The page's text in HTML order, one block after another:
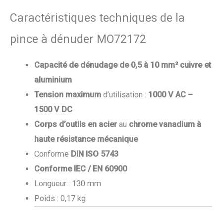
Caractéristiques techniques de la
pince à dénuder MO72172
Capacité de dénudagede 0,5 à 10 mm² cuivre et
aluminium
Tension maximum d’utilisation : 1000 V AC –
1500 V DC
Corps d’outils en acier au chrome vanadium à
haute résistance mécanique
Conforme DIN ISO 5743
Conforme IEC / EN 60900
Longueur : 130 mm
Poids : 0,17 kg